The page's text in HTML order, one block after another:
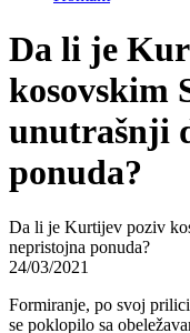
Da li je
kosovskim
unutrašnji
ponuda?
Da li je Kurtijev poziv
nepristojna ponuda?
24/03/2021
Formiranje, po svoj
se poklopilo sa